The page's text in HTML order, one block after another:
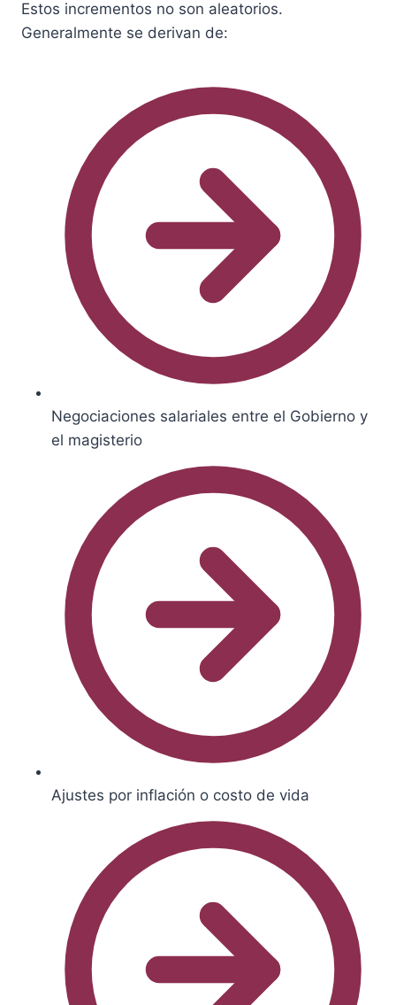
Estos incrementos no son aleatorios.
Generalmente se derivan de:
Negociaciones salariales entre el Gobierno y
el magisterio
Ajustes por inflación o costo de vida